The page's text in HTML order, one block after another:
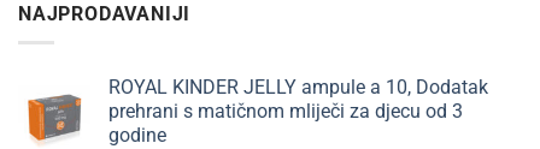
NAJPRODAVANIJI
ROYAL KINDER JELLY ampule a 10, Dodatak
prehrani s matičnom mliječi za djecu od 3
godine